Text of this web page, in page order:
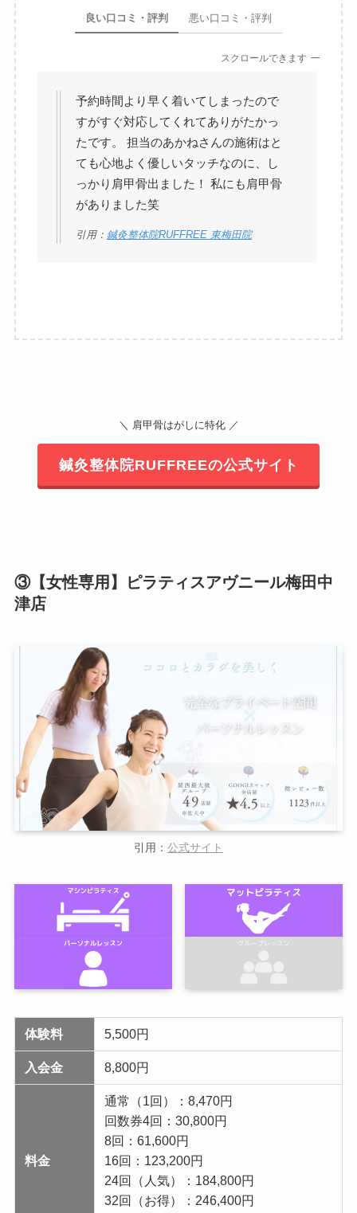
良い口コミ・評判 悪い口コミ・評判
スクロールできます
予約時間より早く着いてしまったので
すがすぐ対応してくれてありがたかっ
たです。 担当のあかねさんの施術はと
ても心地よく優しいタッチなのに、し
っかり肩甲骨出ました！ 私にも肩甲骨
がありました笑
引用： 鍼灸整体院RUFFREE 東梅田院
＼ 肩甲骨はがしに特化 ／
鍼灸整体院RUFFREEの公式サイト
③【女性専用】ピラティスアヴニール梅田中
津店
引用： 公式サイト
体験料 5,500円
入会金 8,800円
料金
通常（1回）：8,470円
回数券4回：30,800円
8回：61,600円
16回：123,200円
24回（人気）：184,800円
32回（お得）：246,400円